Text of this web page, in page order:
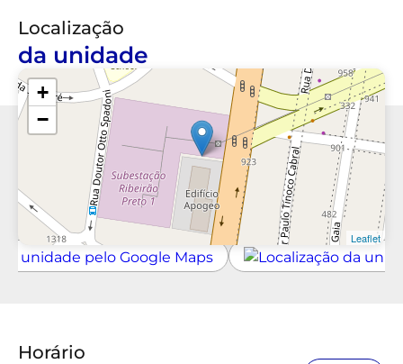
Localização
da unidade
+
−
Leaflet
Horário